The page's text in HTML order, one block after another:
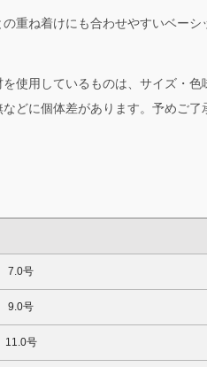
重ね着けにも合わせやすいベーシ
使用しているものは、サイズ・色
どに個体差があります。予めご了
7.0号
9.0号
11.0号